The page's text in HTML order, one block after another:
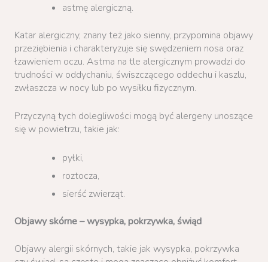
astmę alergiczną.
Katar alergiczny, znany też jako sienny, przypomina objawy
przeziębienia i charakteryzuje się swędzeniem nosa oraz
łzawieniem oczu. Astma na tle alergicznym prowadzi do
trudności w oddychaniu, świszczącego oddechu i kaszlu,
zwłaszcza w nocy lub po wysiłku fizycznym.
Przyczyną tych dolegliwości mogą być alergeny unoszące
się w powietrzu, takie jak:
pyłki,
roztocza,
sierść zwierząt.
Objawy skórne – wysypka, pokrzywka, świąd
Objawy alergii skórnych, takie jak wysypka, pokrzywka